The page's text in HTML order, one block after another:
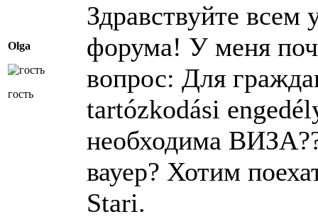
Olga
гость
Здравствуйте всем
форума! У меня
вопрос: Для
tartózkodási
необходима
вауер? Хотим
Stari.